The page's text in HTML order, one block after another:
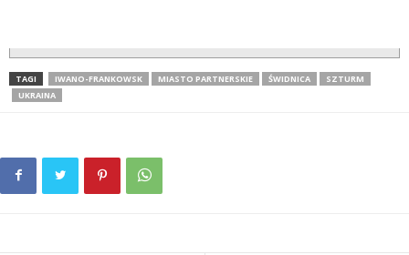
TAGI IWANO-FRANKOWSK MIASTO PARTNERSKIE ŚWIDNICA
SZTURM
UKRAINA